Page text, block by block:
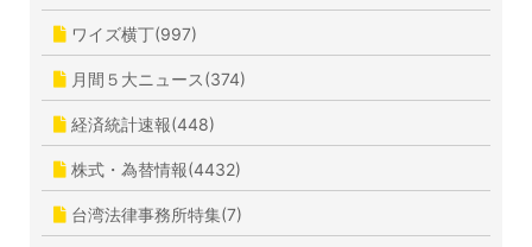
ワイズ横丁(997)
月間５大ニュース(374)
経済統計速報(448)
株式・為替情報(4432)
台湾法律事務所特集(7)